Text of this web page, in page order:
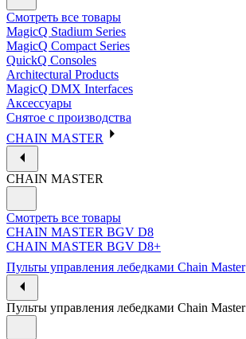
Смотреть все товары
MagicQ Stadium Series
MagicQ Compact Series
QuickQ Consoles
Architectural Products
MagicQ DMX Interfaces
Аксессуары
Снятое с производства
CHAIN MASTER
CHAIN MASTER
Смотреть все товары
CHAIN MASTER BGV D8
CHAIN MASTER BGV D8+
Пульты управления лебедками Chain Master
Пульты управления лебедками Chain Master